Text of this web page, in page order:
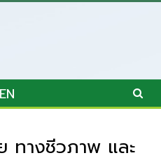
EN
ทางชีวภาพ และ